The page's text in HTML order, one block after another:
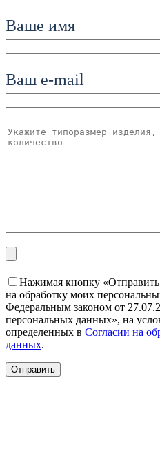
Ваше имя
Ваш e-mail
Нажимая кнопку «Отправить
на обработку моих
Федеральным законом от
персональных данных», на
определенных в Согласии на
данных.